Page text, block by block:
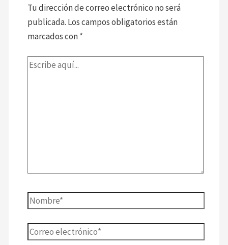
Tu dirección de correo electrónico no será
publicada. Los campos obligatorios están
marcados con*